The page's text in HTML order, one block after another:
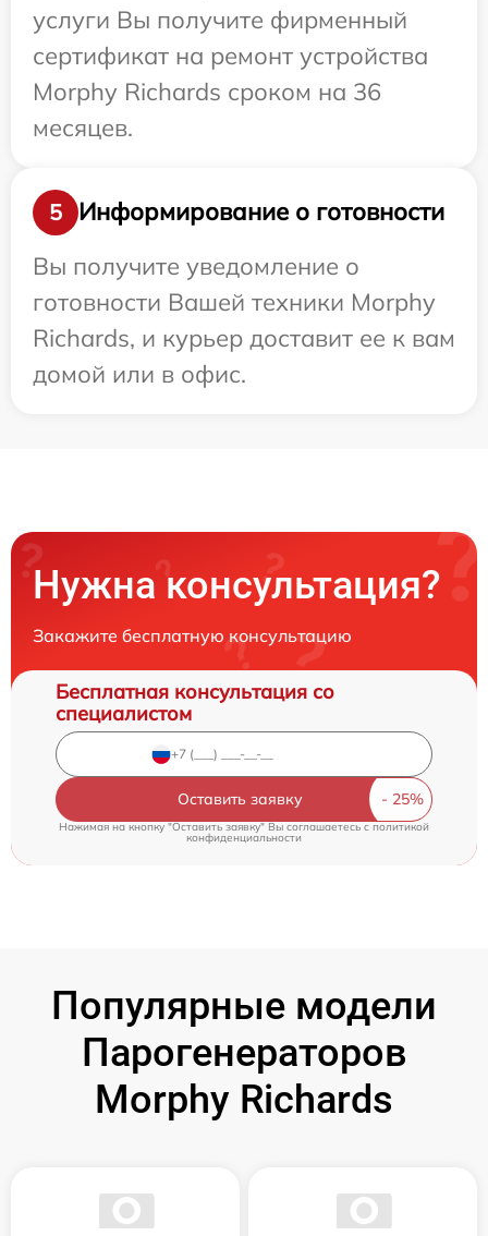
услуги Вы получите фирменный
сертификат на ремонт устройства
Morphy Richards сроком на 36
месяцев.
5
Информирование о готовности
Вы получите уведомление о
готовности Вашей техники Morphy
Richards, и курьер доставит ее к вам
домой или в офис.
Нужна консультация?
Закажите бесплатную консультацию
Бесплатная консультация со
специалистом
Оставить заявку
Нажимая на кнопку "Оставить заявку" Вы соглашаетесь cполитикой
конфиденциальности
Популярные модели
Парогенераторов
Morphy Richards